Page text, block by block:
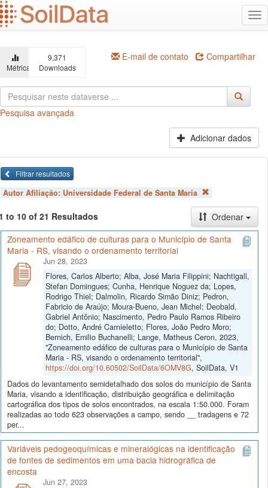
Ir
para
o
principal
Métricas
9,371
Downloads
E-mail de contato Compartilhar
Pesquisa avançada
Adicionar dados
Filtrar resultados
Autor Afiliação: Universidade Federal de Santa Maria
to 10 of 21 Resultados
Ordenar
Zoneamento edáfico de culturas para o Município de Santa
Maria - RS, visando o ordenamento territorial
Jun 28, 2023
Flores, Carlos Alberto; Alba, José Maria Filippini; Nachtigall,
Stefan Domingues; Cunha, Henrique Noguez da; Lopes,
Rodrigo Thiel; Dalmolin, Ricardo Simão Diniz; Pedron,
Fabricio de Araújo; Moura-Bueno, Jean Michel; Deobald,
Gabriel Antônio; Nascimento, Pedro Paulo Ramos Ribeiro
do; Dotto, André Carnieletto; Flores, João Pedro Moro;
Bernich, Emilio Buchanelli; Lange, Matheus Ceron, 2023,
"Zoneamento edáfico de culturas para o Município de Santa
Maria - RS, visando o ordenamento territorial",
https://doi.org/10.60502/SoilData/6OMV8G, SoilData, V1
Dados do levantamento semidetalhado dos solos do município de Santa
Maria, visando a identificação, distribuição geográfica e delimitação
cartográfica dos tipos de solos encontrados, na escala 1:50.000. Foram
realizadas ao todo 623 observações a campo, sendo __ tradagens e 72
per...
Variáveis pedogeoquímicas e mineralógicas na identificação
de fontes de sedimentos em uma bacia hidrográfica de
encosta
Jun 27, 2023